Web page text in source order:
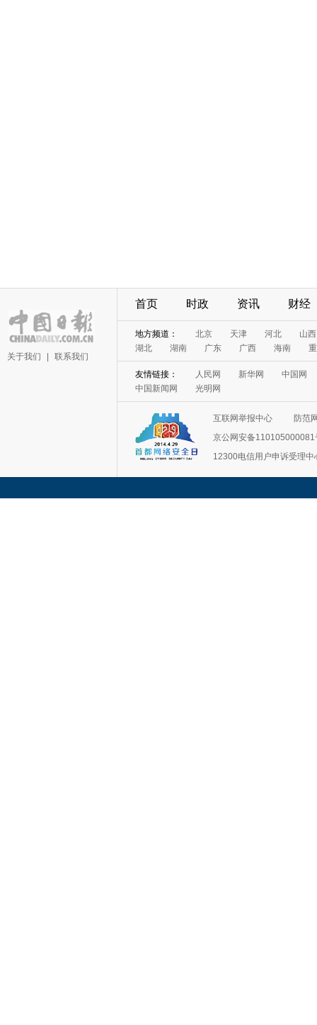
关于我们 联系我们
首页 时政 资讯 财经
地方频道： 北京 天津 河北
山西
湖北
湖南 广东 广西 海南
友情链接： 人民网 新华网
中国网
中国新闻网
光明网
互联网举报中心
防范
京公网安备110105000081
12300电信用户申诉受理中